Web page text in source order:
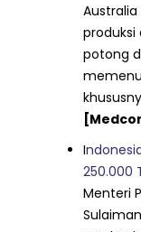
produksi
potong
I
250.000
Menteri